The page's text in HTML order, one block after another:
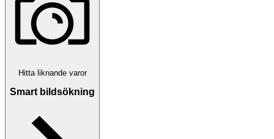
Hitta liknande varor
Smart bildsökning